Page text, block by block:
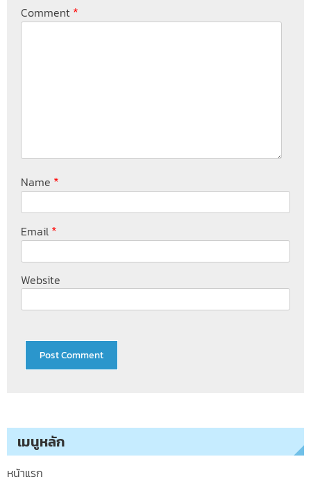
Comment *
Name *
Email *
Website
เมนูหลัก
หน้าแรก